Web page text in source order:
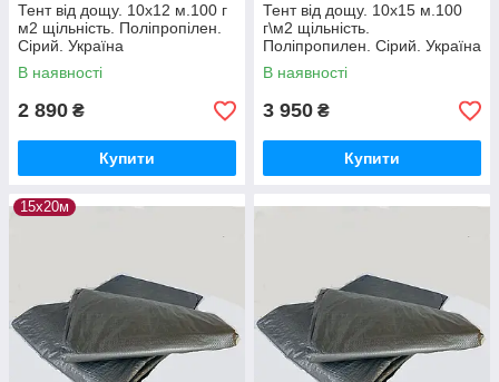
Тент від дощу. 10х12 м.100 г
м2 щільність. Поліпропілен.
Сірий. Україна
В наявності
2 890 ₴
Купити
Тент від дощу. 10x15 м.100
г\м2 щільність.
Поліпропилен. Сірий. Україна
В наявності
3 950 ₴
Купити
15х20м